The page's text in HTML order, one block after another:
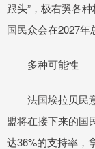
跟头”，极右翼各
国民众会在2027年
多种可能性
法国埃拉贝民意
盟将在接下来的国
达36%的支持率，